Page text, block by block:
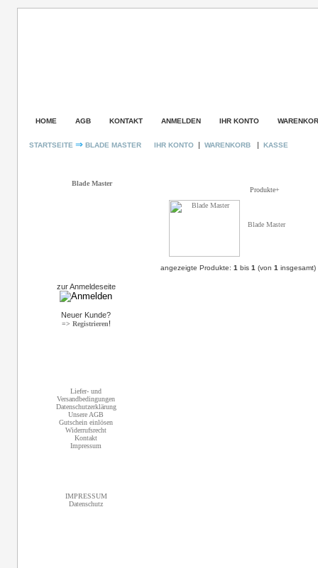
HOME AGB KONTAKT ANMELDEN IHR KONTO
STARTSEITE ⇒ BLADE MASTER IHR KONTO | WARENKORB | KASSE
Blade Master
zur Anmeldeseite
Neuer Kunde?
=> Registrieren!
Liefer- und
Versandbedingungen
Datenschutzerklärung
Unsere AGB
Gutschein einlösen
Widerrufsrecht
Kontakt
Impressum
IMPRESSUM
Datenschutz
Produkte+
Blade Master
angezeigte Produkte: 1 bis 1 (von 1 insgesamt)